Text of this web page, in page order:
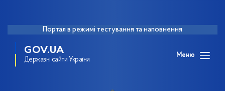
Портал в режимі тестування та наповнення
GOV.UA
Державні сайти України
Меню